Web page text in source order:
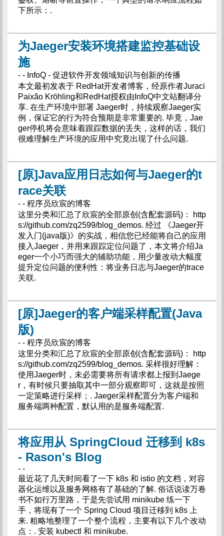
下所示：.
为Jaeger安装环境搭建监控基础设
施
- - InfoQ - 促进软件开发领域知识与创新的传播
本文最初发表于 RedHat开发者博客，经原作者Juraci
Paixão Kröhling和RedHat授权由InfoQ中文站翻译分
享. 在生产环境中部署 Jaeger时，持续观察Jaeger实
例，保证它的行为符合预期是非常重要的. 毕竟，Jae
ger停机将会意味着跟踪数据的丢失，这样的话，我们
很难理解生产环境的应用中究竟出现了什么问题.
[原]Java应用日志如何与Jaeger的t
race关联
- - 程序员欣宸的博客
这里分类和汇总了欣宸的全部原创(含配套源码)： http
s://github.com/zq2599/blog_demos. 经过 《Jaeger开
发入门(java版)》的实战，相信您已经能将自己的应用
接入Jaeger，并用来跟踪定位问题了，本文将介绍Ja
eger一个小巧而强大的辅助功能，用少量改动大幅度
提升定位问题的便利性：将业务日志与Jaeger的trace
关联.
[原]Jaeger的客户端采样配置(Java
版)
- - 程序员欣宸的博客
这里分类和汇总了欣宸的全部原创(含配套源码)： http
s://github.com/zq2599/blog_demos. 采样很好理解：
使用Jaeger时，未必需要将所有请求都上报到Jaege
r，有时候只要抽取其中一部分观察即可，这就是按照
一定策略进行采样；. Jaeger采样配置分为客户端和
服务端两种配置，默认用的是服务端配置.
将应用从 SpringCloud 迁移到 k8s
- Rason's Blog
- -
最近花了几天时间看了一下 k8s 和 istio 的文档，对容
器化运维以及服务网格有了基础的了解. 俗话说读万卷
书不如行万里路，于是先尝试用 minikube 练一下
手，将现有了一个 Spring Cloud 项目迁移到 k8s 上
来. 粗略地整理了一个整个流程，主要有以下几个改动
点：. 安装 kubectl 和 minikube.